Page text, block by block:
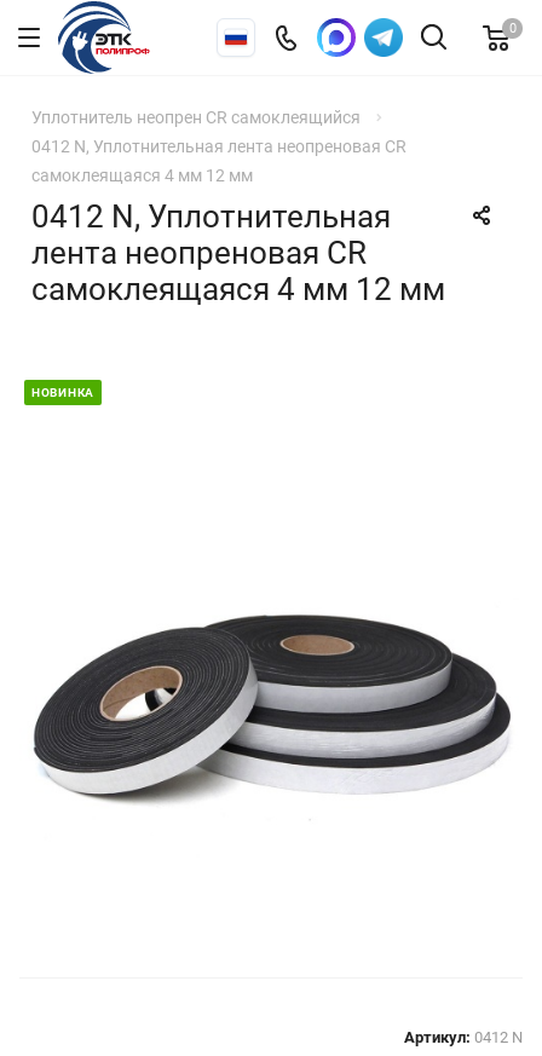
0
Уплотнитель неопрен CR самоклеящийся
0412 N, Уплотнительная лента неопреновая CR
самоклеящаяся 4 мм 12 мм
0412 N, Уплотнительная
лента неопреновая CR
самоклеящаяся 4 мм 12 мм
НОВИНКА
Артикул: 0412 N